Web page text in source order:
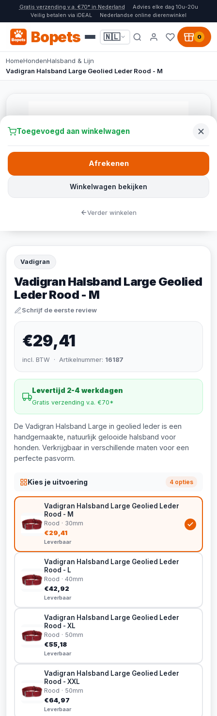
Gratis verzending v.a. €70* in Nederland
Advies elke dag 10u-20u
Veilig betalen via iDEAL
Nederlandse online dierenwinkel
Bopets 🇳🇱 0
HomeHondenHalsband & Lijn
Vadigran Halsband Large Geolied Leder Rood - M
Vadigran
Vadigran Halsband Large Geolied
Leder Rood - M
Schrijf de eerste review
€29,41
incl. BTW · Artikelnummer: 16187
Levertijd 2-4 werkdagen
Gratis verzending v.a. €70*
De Vadigran Halsband Large in geolied leder is een
handgemaakte, natuurlijk gelooide halsband voor
honden. Verkrijgbaar in verschillende maten voor een
perfecte pasvorm.
Kies je uitvoering 4 opties
Vadigran Halsband Large Geolied Leder
Rood - M
Rood · 30mm
€29,41
Leverbaar
Vadigran Halsband Large Geolied Leder
Rood - L
Rood · 40mm
€42,92
Leverbaar
Vadigran Halsband Large Geolied Leder
Rood - XL
Rood · 50mm
€55,18
Leverbaar
Vadigran Halsband Large Geolied Leder
Rood - XXL
Rood · 50mm
€64,97
Leverbaar
Toegevoegd aan winkelwagen
Winkelwagen bekijken
Afrekenen
Verder winkelen